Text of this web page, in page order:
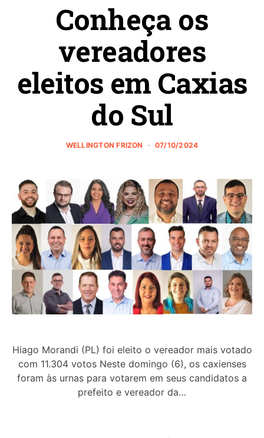
Conheça os
vereadores
eleitos em Caxias
do Sul
WELLINGTON FRIZON 07/10/2024
Hiago Morandi (PL) foi eleito o vereador mais votado
com 11.304 votos Neste domingo (6), os caxienses
foram às urnas para votarem em seus candidatos a
prefeito e vereador da…